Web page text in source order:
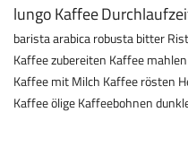
lungoKaffee
baristaarabicarobustabitter
Kaffee zubereiten Kaffee mahlen
Kaffee mit Milch Kaffee rösten
Kaffeeölige Kaffeebohnen